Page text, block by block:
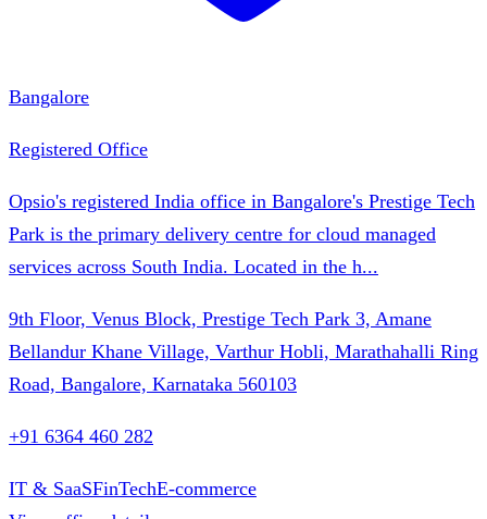
Bangalore
Registered Office
Opsio's registered India office in Bangalore's Prestige Tech
Park is the primary delivery centre for cloud managed
services across South India. Located in the h...
9th Floor, Venus Block, Prestige Tech Park 3, Amane
Bellandur Khane Village, Varthur Hobli, Marathahalli Ring
Road, Bangalore, Karnataka 560103
+91 6364 460 282
IT & SaaSFinTechE-commerce